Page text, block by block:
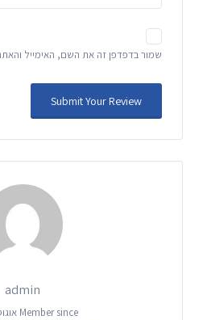
שמור בדפדפן זה את השם, האימייל
admin
Member since אוגוסט 2021